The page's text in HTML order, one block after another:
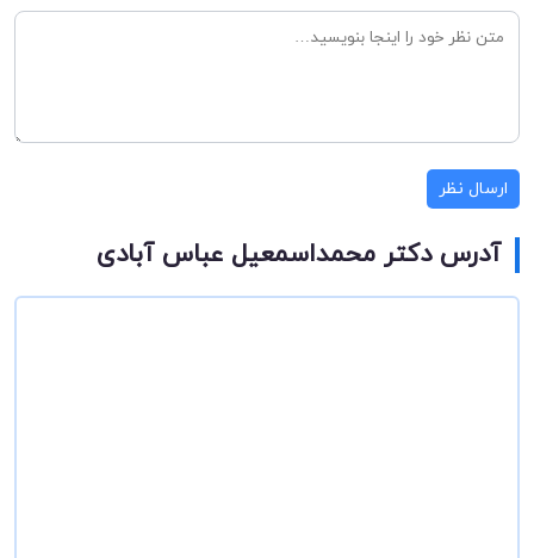
ارسال نظر
آدرس دکتر محمداسمعیل عباس آبادی